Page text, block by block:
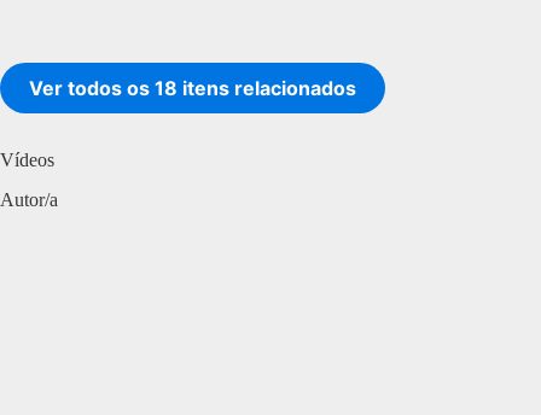
Ver todos os 18 itens relacionados
Vídeos
Autor/a